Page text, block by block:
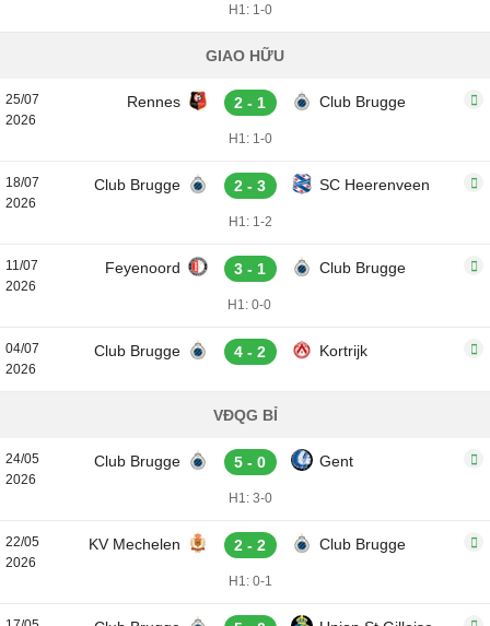
H1: 1-0
GIAO HỮU
25/07
2026
Rennes 2 - 1 Club Brugge
H1: 1-0
18/07
2026
Club Brugge 2 - 3 SC Heerenveen
H1: 1-2
11/07
2026
Feyenoord 3 - 1 Club Brugge
H1: 0-0
04/07
2026
Club Brugge 4 - 2 Kortrijk
VĐQG BỈ
24/05
2026
Club Brugge 5 - 0 Gent
H1: 3-0
22/05
2026
KV Mechelen 2 - 2 Club Brugge
H1: 0-1